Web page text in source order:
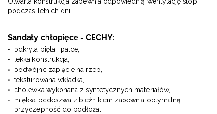
Otwarta konstrukcja zapewnia odpowiednią wentylację stóp
podczas letnich dni.
Sandały chłopięce - CECHY:
odkryta pięta i palce,
lekka konstrukcja,
podwójne zapięcie na rzep,
teksturowana wkładka,
cholewka wykonana z syntetycznych materiałów,
miękka podeszwa z bieżnikiem zapewnia optymalną
przyczepność do podłoża.